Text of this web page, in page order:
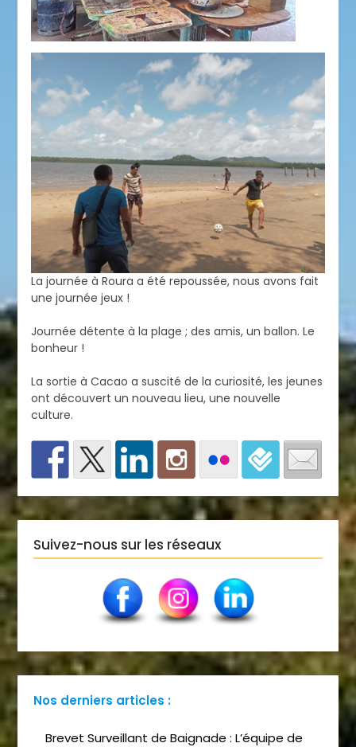
La journée à Roura a été repoussée, nous avons fait
une journée jeux !
Journée détente à la plage ; des amis, un ballon. Le
bonheur !
La sortie à Cacao a suscité de la curiosité, les jeunes
ont découvert un nouveau lieu, une nouvelle
culture.
Suivez-nous sur les réseaux
Nos derniers articles :
Brevet Surveillant de Baignade : L’équipe de